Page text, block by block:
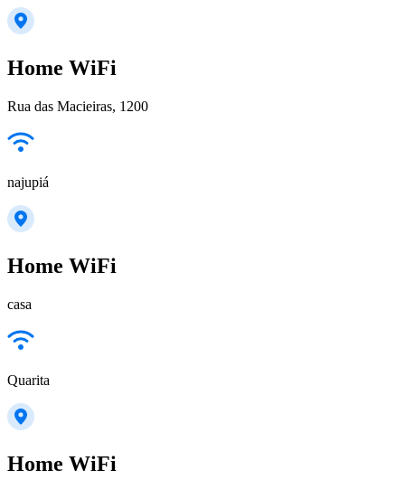
Home WiFi
Rua das Macieiras, 1200
najupiá
Home WiFi
casa
Quarita
Home WiFi